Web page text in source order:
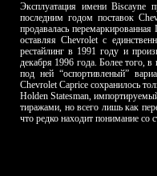
Эксплуатация имени
последним годом поставок
продавалась
оставляя Chevrolet с
рестайлинг в 1991 году и
декабря 1996 года. Более того,
под ней “оспортивленый”
Chevrolet Caprice сохранилось
Holden Statesman,
тиражами, но всего лишь как
что редко находит понимание